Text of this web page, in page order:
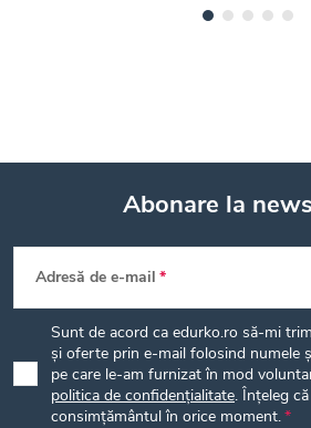
S
u
b
Abonare la
Adresă de e-mail
Sunt de acord ca edurko.ro să-mi
și oferte prin e-mail folosind numele
pe care le-am furnizat în mod
politica de confidențialitate. Înțeleg
consimțământul în orice moment.